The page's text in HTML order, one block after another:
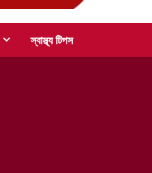
স্বাস্থ্য টিপস